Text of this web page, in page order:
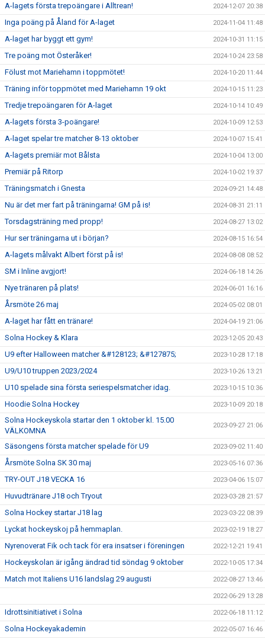
A-lagets första trepoängare i Alltrean! 2024-12-07 20:38
Inga poäng på Åland för A-laget 2024-11-04 11:48
A-laget har byggt ett gym! 2024-10-31 11:15
Tre poäng mot Österåker! 2024-10-24 23:58
Fölust mot Mariehamn i toppmötet! 2024-10-20 11:44
Träning inför toppmötet med Mariehamn 19 okt 2024-10-15 11:23
Tredje trepoängaren för A-laget 2024-10-14 10:49
A-lagets första 3-poängare! 2024-10-09 12:53
A-laget spelar tre matcher 8-13 oktober 2024-10-07 15:41
A-lagets premiär mot Bålsta 2024-10-04 13:00
Premiär på Ritorp 2024-10-02 19:37
Träningsmatch i Gnesta 2024-09-21 14:48
Nu är det mer fart på träningarna! GM på is! 2024-08-31 21:11
Torsdagsträning med propp! 2024-08-27 13:02
Hur ser träningarna ut i början? 2024-08-15 16:54
A-lagets målvakt Albert först på is! 2024-08-08 08:52
SM i Inline avgjort! 2024-06-18 14:26
Nye tränaren på plats! 2024-06-01 16:16
Årsmöte 26 maj 2024-05-02 08:01
A-laget har fått en tränare! 2024-04-19 21:06
Solna Hockey & Klara 2023-12-05 20:43
U9 efter Halloween matcher &#128123; &#127875; 2023-10-28 17:18
U9/U10 truppen 2023/2024 2023-10-26 13:21
U10 spelade sina första seriespelsmatcher idag. 2023-10-15 10:36
Hoodie Solna Hockey 2023-10-09 20:18
Solna Hockeyskola startar den 1 oktober kl. 15.00
VÄLKOMNA
2023-09-27 21:06
Säsongens första matcher spelade för U9 2023-09-02 11:40
Årsmöte Solna SK 30 maj 2023-05-16 07:36
TRY-OUT J18 VECKA 16 2023-04-06 15:07
Huvudtränare J18 och Tryout 2023-03-28 21:57
Solna Hockey startar J18 lag 2023-03-22 08:39
Lyckat hockeyskoj på hemmaplan. 2023-02-19 18:27
Nyrenoverat Fik och tack för era insatser i föreningen 2022-12-21 19:41
Hockeyskolan är igång ändrad tid söndag 9 oktober 2022-10-05 17:34
Match mot Italiens U16 landslag 29 augusti 2022-08-27 13:46
2022-06-29 13:28
Idrottsinitiativet i Solna 2022-06-18 11:12
Solna Hockeyakademin 2022-05-07 16:46